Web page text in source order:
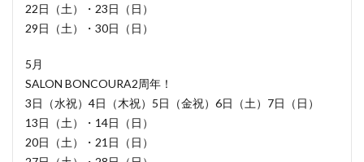
22日（土）・23日（日）
29日（土）・30日（日）
5月
SALON BONCOURA2周年！
3日（水祝）4日（木祝）5日（金祝）6日（土）7日（日）
13日（土）・14日（日）
20日（土）・21日（日）